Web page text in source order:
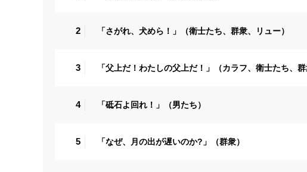
2 「さがれ、犬めら！」（衛士たち、群衆、リュー）
3 「父上だ！わたしの父上だ！」（カラフ、衛士たち、
4 「砥石よ回れ！」（男たち）
5 「なぜ、月の出が遅いのか?」（群衆）